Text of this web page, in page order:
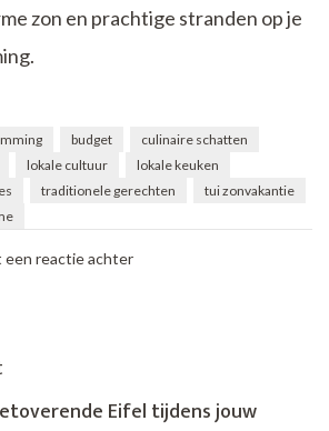
zon en prachtige stranden op je
budget
culinaire schatten
lokale cultuur
lokale keuken
traditionele gerechten
tui zonvakantie
een reactie achterop
TUI
Eifel tijdens jouw